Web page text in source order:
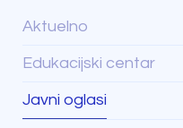
Aktuelno
Edukacijski centar
Javni oglasi